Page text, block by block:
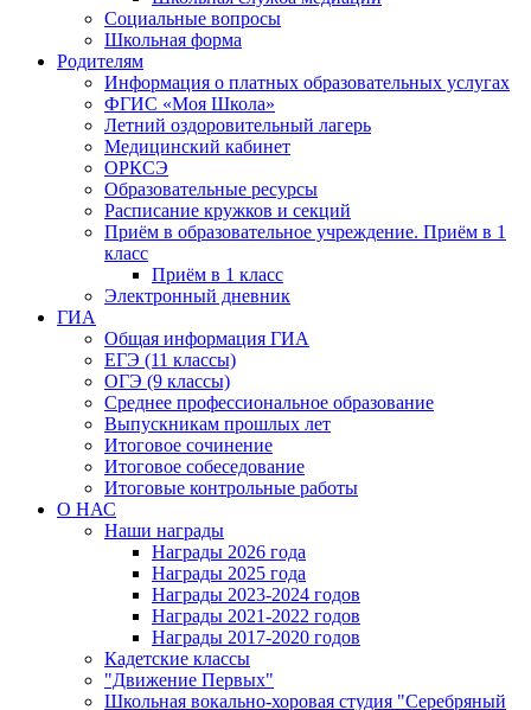
Социальные вопросы
Школьная форма
Родителям
Информация о платных образовательных услугах
ФГИС «Моя Школа»
Летний оздоровительный лагерь
Медицинский кабинет
ОРКСЭ
Образовательные ресурсы
Расписание кружков и секций
Приём в образовательное учреждение. Приём в 1
класс
Приём в 1 класс
Электронный дневник
ГИА
Общая информация ГИА
ЕГЭ (11 классы)
ОГЭ (9 классы)
Среднее профессиональное образование
Выпускникам прошлых лет
Итоговое сочинение
Итоговое собеседование
Итоговые контрольные работы
О НАС
Наши награды
Награды 2026 года
Награды 2025 года
Награды 2023-2024 годов
Награды 2021-2022 годов
Награды 2017-2020 годов
Кадетские классы
"Движение Первых"
Школьная вокально-хоровая студия "Серебряный